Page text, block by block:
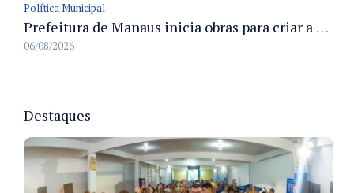
Política Municipal
Prefeitura de Manaus inicia obras para criar a primeira Rua Gastronômica de Manaus na Ferreira Pena
06/08/2026
Destaques